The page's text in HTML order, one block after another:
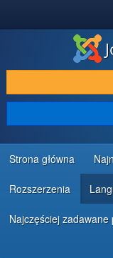
DODATKI I
ODKRYJ & POZNAJ
SPOŁECZNOŚĆ &
ZASOBY DLA
Strona główna
Rozszerzenia
Najczęściej zadawane